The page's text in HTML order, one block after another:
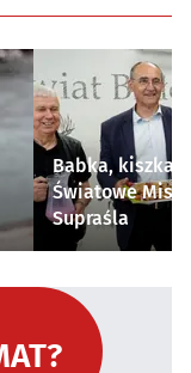
Babka, kiszka i
Światowe
Supraśla